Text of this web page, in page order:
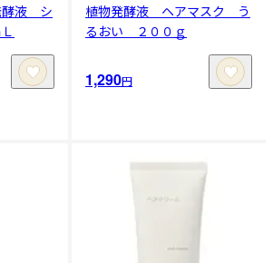
酵液 シ
植物発酵液 ヘアマスク う
るおい ２００ｇ
1,290円